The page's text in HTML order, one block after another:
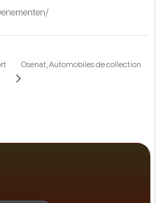
Osenat, Automobiles de collection